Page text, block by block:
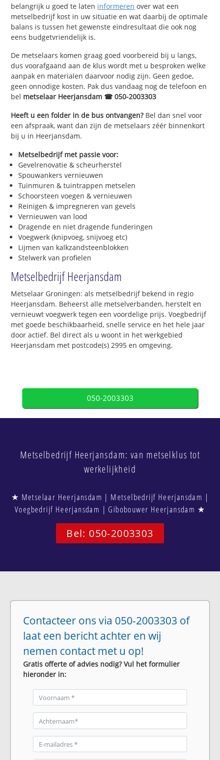
belangrijk u goed te laten informeren over wat een
metselbedrijf kost in uw situatie en wat daarbij de optimale
balans is tussen het gewenste eindresultaat die ook nog
eens budgetvriendelijk is.
De metselaars komen graag goed voorbereid bij u langs,
dus voorafgaand aan de klus wordt met u besproken welke
aanpak en materialen daarvoor nodig zijn. Geen gedoe,
geen onnodige kosten. Pak dus vandaag nog de telefoon en
bel metselaar Heerjansdam ☎ 050-2003303
Heeft u een folder in de bus ontvangen?Bel dan snel voor
een afspraak, want dan zijn de metselaars zéér binnenkort
bij u in Heerjansdam.
Metselbedrijf met passie voor:
Gevelrenovatie & scheurherstel
Spouwankers vernieuwen
Tuinmuren & tuintrappen metselen
Schoorsteen voegen & vernieuwen
Reinigen & impregneren van gevels
Vernieuwen van lood
Dragende en niet dragende funderingen
Voegwerk (knipvoeg, snijvoeg etc)
Lijmen van kalkzandsteenblokken
Stelwerk van profielen
Metselbedrijf Heerjansdam
Metselaar Groningen: als metselbedrijf bekend in regio
Heerjansdam. Beheerst alle metselverbanden, herstelt en
vernieuwt voegwerk tegen een voordelige prijs. Voegbedrijf
met goede beschikbaarheid, snelle service en het hele jaar
door actief. Bel direct als u woont in het werkgebied
Heerjansdam met postcode(s) 2995 en omgeving.
050-2003303
Metselbedrijf Heerjansdam: van metselklus tot
werkelijkheid
★ Metselaar Heerjansdam | Metselbedrijf Heerjansdam |
Voegbedrijf Heerjansdam | Gibobouwer Heerjansdam ★
Bel: 050-2003303
Contacteer ons via 050-2003303 of
laat een bericht achter en wij
nemen contact met u op!
Gratis offerte of advies nodig? Vul het formulier
hieronder in: